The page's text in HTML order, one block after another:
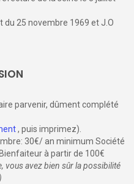
du 25 novembre 1969 et J.O
parvenir, dûment complété
, puis imprimez).
30€/ an minimum Société
à partir de 100€
vous avez bien sûr la possibilité